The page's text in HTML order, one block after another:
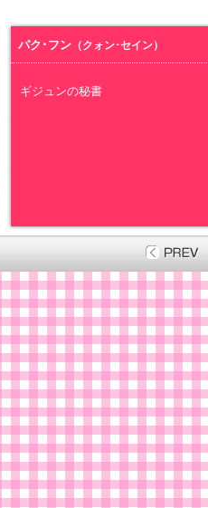
パク･フン （クォン･セイン）
ギジュンの秘書